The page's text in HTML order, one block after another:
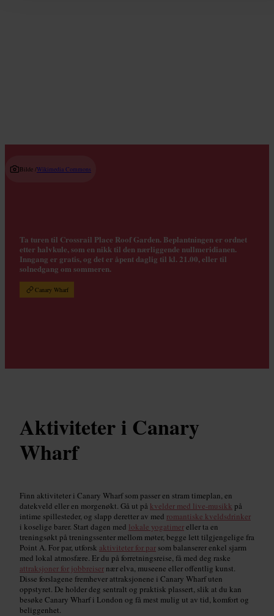
Bilde /Wikimedia Commons
Ta turen til Crossrail Place Roof Garden. Beplantningen er ordnet
etter halvkule, som en nikk til den nærliggende nullmeridianen.
Inngang er gratis, og det er åpent daglig til kl. 21.00, eller til
solnedgang om sommeren.
Canary Wharf
Aktiviteter i Canary
Wharf
Finn aktiviteter i Canary Wharf som passer en stram timeplan, en
datekveld eller en morgenøkt. Gå ut på kvelder med live-musikk på
intime spillesteder, og slapp deretter av med romantiske kveldsdrinker
i koselige barer. Start dagen med lokale yogatimereller ta en
treningsøkt på treningssenter mellom møter, begge lett tilgjengelige fra
Point A. For par, utforsk aktiviteter for par som balanserer enkel sjarm
med lokal atmosfære. Er du på forretningsreise, få med deg raske
attraksjoner for jobbreiser nær elva, museene eller offentlig kunst.
Disse forslagene fremhever attraksjonene i Canary Wharf uten
oppstyret. De holder deg sentralt og praktisk plassert, slik at du kan
besøke Canary Wharf i London og få mest mulig ut av tid, komfort og
beliggenhet.